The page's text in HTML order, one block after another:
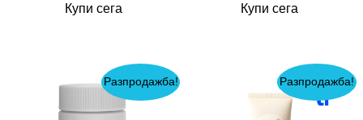
was:
Купи сега
was:
Купи сега
Разпродажба! Разпродажба!